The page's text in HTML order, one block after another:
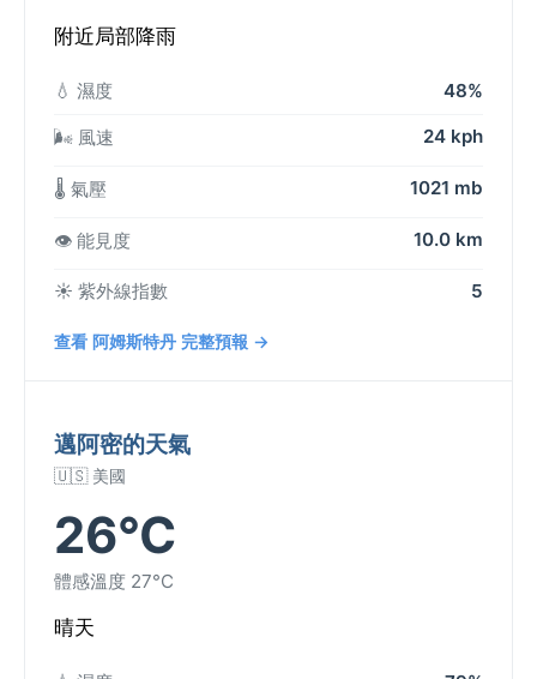
附近局部降雨
💧 濕度 48%
🌬️ 風速 24 kph
🌡️ 氣壓 1021 mb
👁️ 能見度 10.0 km
☀️ 紫外線指數 5
查看 阿姆斯特丹 完整預報 →
邁阿密的天氣
🇺🇸 美國
26°C
體感溫度 27°C
晴天